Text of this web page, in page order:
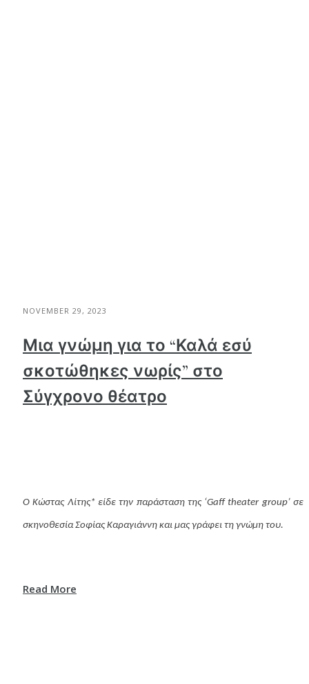
NOVEMBER 29, 2023
Μια γνώμη για το “Καλά εσύ
σκοτώθηκες νωρίς” στο
Σύγχρονο θέατρο
Ο Κώστας Λίτης* είδε την παράσταση της ‘Gaff theater group’ σε
σκηνοθεσία Σοφίας Καραγιάννη και μας γράφει τη γνώμη του.
Read More